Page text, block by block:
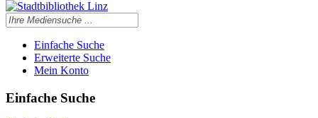
Einfache Suche
Erweiterte Suche
Mein Konto
Einfache Suche